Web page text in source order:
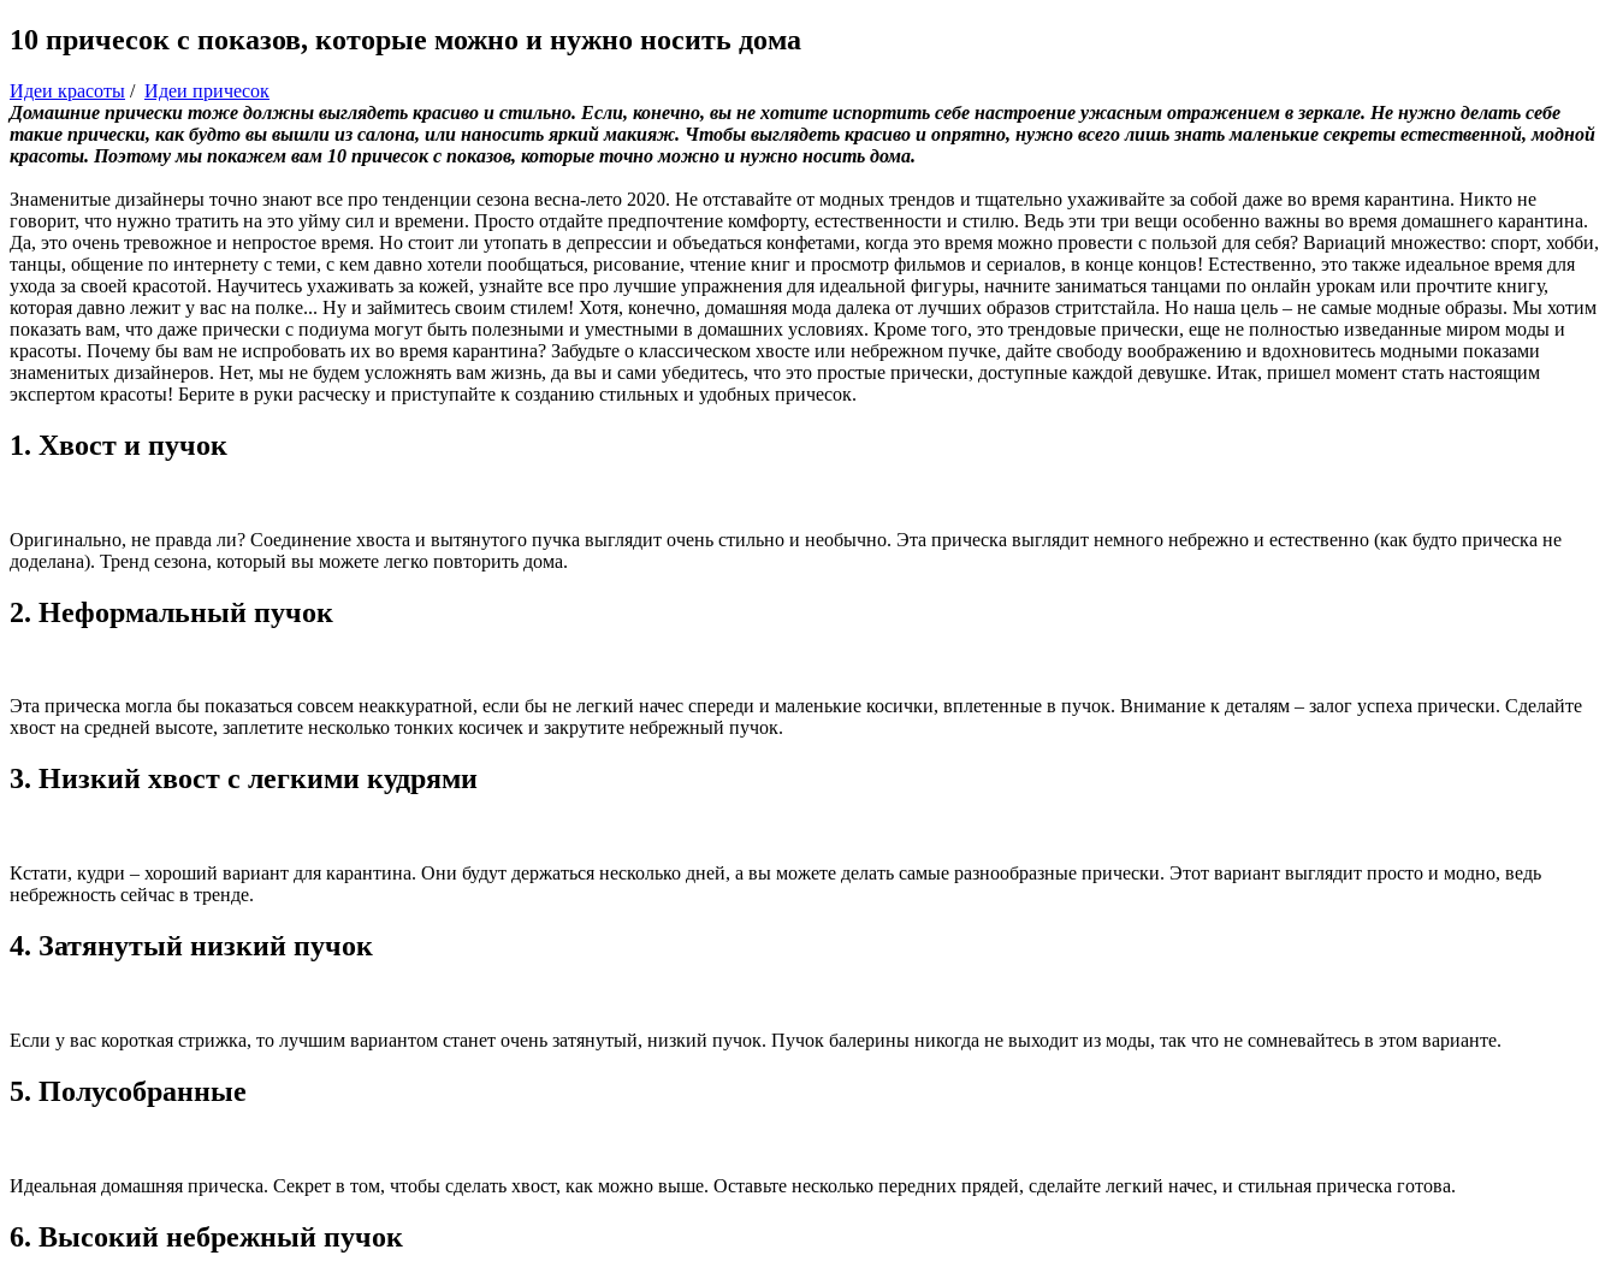
10 причесок с показов, которые можно и нужно носить дома
Идеи красоты / Идеи причесок
Домашние прически тоже должны выглядеть красиво и стильно. Если, конечно, вы не хотите испортить себе настроение ужасным отражением в зеркале. Не нужно делать себе
такие прически, как будто вы вышли из салона, или наносить яркий макияж. Чтобы выглядеть красиво и опрятно, нужно всего лишь знать маленькие секреты естественной, модной
красоты. Поэтому мы покажем вам 10 причесок с показов, которые точно можно и нужно носить дома.
Знаменитые дизайнеры точно знают все про тенденции сезона весна-лето 2020. Не отставайте от модных трендов и тщательно ухаживайте за собой даже во время карантина. Никто не
говорит, что нужно тратить на это уйму сил и времени. Просто отдайте предпочтение комфорту, естественности и стилю. Ведь эти три вещи особенно важны во время домашнего карантина.
Да, это очень тревожное и непростое время. Но стоит ли утопать в депрессии и объедаться конфетами, когда это время можно провести с пользой для себя? Вариаций множество: спорт, хобби,
танцы, общение по интернету с теми, с кем давно хотели пообщаться, рисование, чтение книг и просмотр фильмов и сериалов, в конце концов! Естественно, это также идеальное время для
ухода за своей красотой. Научитесь ухаживать за кожей, узнайте все про лучшие упражнения для идеальной фигуры, начните заниматься танцами по онлайн урокам или прочтите книгу,
которая давно лежит у вас на полке... Ну и займитесь своим стилем! Хотя, конечно, домашняя мода далека от лучших образов стритстайла. Но наша цель – не самые модные образы. Мы хотим
показать вам, что даже прически с подиума могут быть полезными и уместными в домашних условиях. Кроме того, это трендовые прически, еще не полностью изведанные миром моды и
красоты. Почему бы вам не испробовать их во время карантина? Забудьте о классическом хвосте или небрежном пучке, дайте свободу воображению и вдохновитесь модными показами
знаменитых дизайнеров. Нет, мы не будем усложнять вам жизнь, да вы и сами убедитесь, что это простые прически, доступные каждой девушке. Итак, пришел момент стать настоящим
экспертом красоты! Берите в руки расческу и приступайте к созданию стильных и удобных причесок.
1. Хвост и пучок
Оригинально, не правда ли? Соединение хвоста и вытянутого пучка выглядит очень стильно и необычно. Эта прическа выглядит немного небрежно и естественно (как будто прическа не
доделана). Тренд сезона, который вы можете легко повторить дома.
2. Неформальный пучок
Эта прическа могла бы показаться совсем неаккуратной, если бы не легкий начес спереди и маленькие косички, вплетенные в пучок. Внимание к деталям – залог успеха прически. Сделайте
хвост на средней высоте, заплетите несколько тонких косичек и закрутите небрежный пучок.
3. Низкий хвост с легкими кудрями
Кстати, кудри – хороший вариант для карантина. Они будут держаться несколько дней, а вы можете делать самые разнообразные прически. Этот вариант выглядит просто и модно, ведь
небрежность сейчас в тренде.
4. Затянутый низкий пучок
Если у вас короткая стрижка, то лучшим вариантом станет очень затянутый, низкий пучок. Пучок балерины никогда не выходит из моды, так что не сомневайтесь в этом варианте.
5. Полусобранные
Идеальная домашняя прическа. Секрет в том, чтобы сделать хвост, как можно выше. Оставьте несколько передних прядей, сделайте легкий начес, и стильная прическа готова.
6. Высокий небрежный пучок